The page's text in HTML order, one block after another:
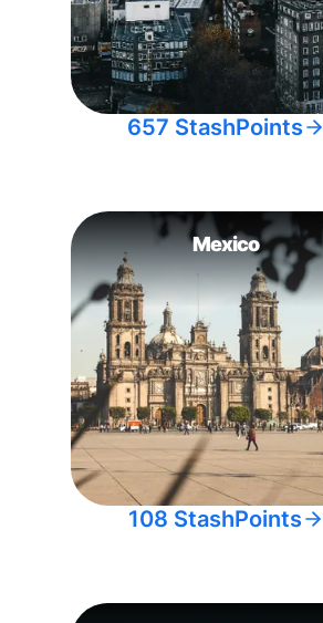
657 StashPoints
Mexico
108 StashPoints